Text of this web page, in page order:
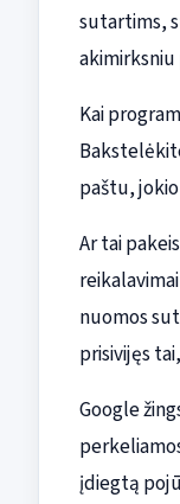
sutartims,
Kai
paštu,
Ar tai
nuomos
prisivijęs
Google
įdiegtą